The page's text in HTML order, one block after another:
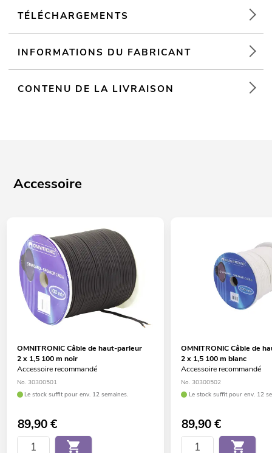
TÉLÉCHARGEMENTS
INFORMATIONS DU FABRICANT
CONTENU DE LA LIVRAISON
Accessoire
OMNITRONIC Câble de haut-parleur
2 x 1,5 100 m noir
Accessoire recommandé
No. 30300501
Le stock suffit pour env. 12 semaines.
89,90€
OMNITRONIC Câble de
2 x 1,5 100 m blanc
Accessoire recommandé
No. 30300502
Le stock suffit pour env. 12
89,90€